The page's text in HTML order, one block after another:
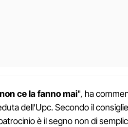
ce la fanno mai", ha
dell'Upc. Secondo il
è il segno non di